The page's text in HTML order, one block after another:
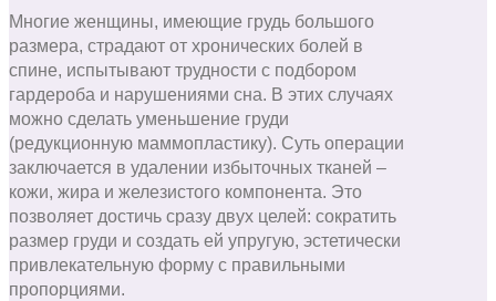
Многие женщины, имеющие грудь большого
размера, страдают от хронических болей в
спине, испытывают трудности с подбором
гардероба и нарушениями сна. В этих случаях
можно сделать уменьшение груди
(редукционную маммопластику). Суть операции
заключается в удалении избыточных тканей –
кожи, жира и железистого компонента. Это
позволяет достичь сразу двух целей: сократить
размер груди и создать ей упругую, эстетически
привлекательную форму с правильными
пропорциями.